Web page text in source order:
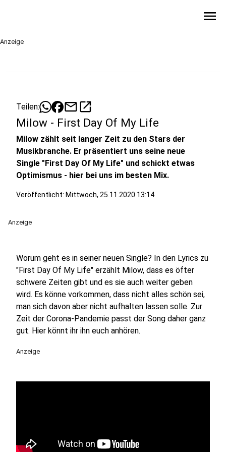
menu
Anzeige
Teilen: mailopen_in_new
Milow - First Day Of My Life
Milow zählt seit langer Zeit zu den Stars der
Musikbranche. Er präsentiert uns seine neue
Single "First Day Of My Life" und schickt etwas
Optimismus - hier bei uns im besten Mix.
Veröffentlicht: Mittwoch, 25.11.2020 13:14
Anzeige
Worum geht es in seiner neuen Single? In den Lyrics zu
"First Day Of My Life" erzählt Milow, dass es öfter
schwere Zeiten gibt und es sie auch weiter geben
wird. Es könne vorkommen, dass nicht alles schön sei,
man sich davon aber nicht aufhalten lassen solle. Zur
Zeit der Corona-Pandemie passt der Song daher ganz
gut. Hier könnt ihr ihn euch anhören.
Anzeige